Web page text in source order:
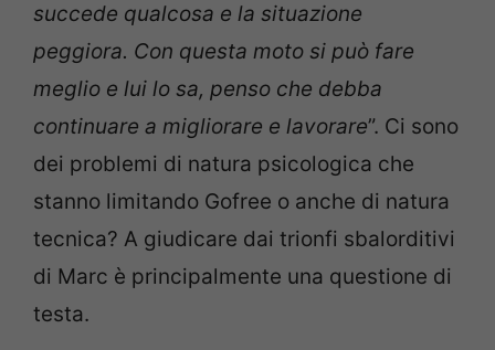
succede qualcosa e la situazione
peggiora. Con questa moto si può fare
meglio e lui lo sa, penso che debba
continuare a migliorare e lavorare”. Ci sono
dei problemi di natura psicologica che
stanno limitando Gofree o anche di natura
tecnica? A giudicare dai trionfi sbalorditivi
di Marc è principalmente una questione di
testa.